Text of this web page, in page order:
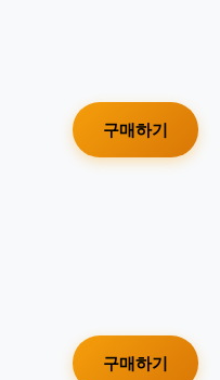
구매하기
구매하기